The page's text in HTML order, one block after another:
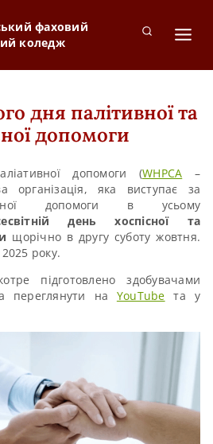
фаховий
коледж
дня палітивної та
допомоги
допомоги (WHPCA –
організація, яка виступає за
допомоги в усьому
день хоспісної та
щорічно в другу суботу жовтня.
року.
підготовлено здобувачами
переглянути на YouTube та у